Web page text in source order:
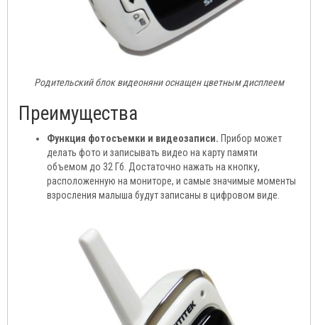
Родительский блок видеоняни оснащен цветным дисплеем
Преимущества
Функция фотосъемки и видеозаписи. Прибор может
делать фото и записывать видео на карту памяти
объемом до 32 Гб. Достаточно нажать на кнопку,
расположенную на мониторе, и самые значимые моменты
взросления малыша будут записаны в цифровом виде.